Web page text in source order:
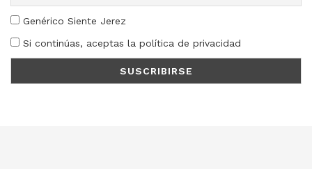
Genérico Siente Jerez
Si continúas, aceptas la política de privacidad